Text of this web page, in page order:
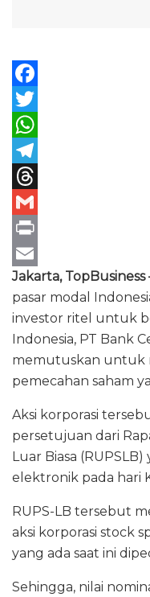
F
a
c
e
b
o
o
k
T
w
t
t
e
r
W
h
a
t
s
A
p
p
T
e
e
g
r
a
m
T
h
r
e
a
d
s
G
m
a
i
l
P
r
i
n
t
E
m
a
i
l
Jakarta, TopBusiness
pasar modal
investor ritel untuk
Indonesia, PT Bank
memutuskan untuk
pemecahan saham
Aksi korporasi
persetujuan dari
Luar Biasa
elektronik pada hari
RUPS-LB tersebut
aksi korporasi stock
yang ada saat ini
Sehingga, nilai